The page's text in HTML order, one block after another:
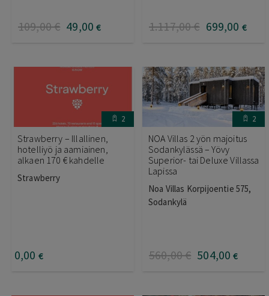
109,00€ 49,00 € 1.117,00€ 699,00 €
2
Strawberry – Illallinen,
hotelliyö ja aamiainen,
alkaen 170 € kahdelle
Strawberry
0,00 €
2
NOA Villas 2 yön majoitus
Sodankylässä – Yövy
Superior- tai Deluxe Villassa
Lapissa
Noa Villas Korpijoentie 575,
Sodankylä
560,00€ 504,00 €